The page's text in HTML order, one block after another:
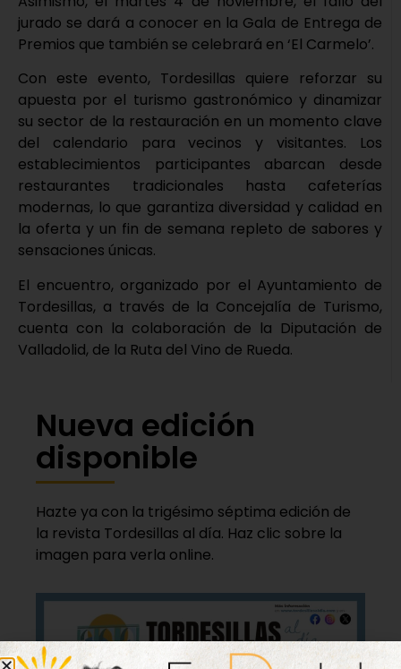
jurado se dará a conocer en la Gala de Entrega de
Premios que también se celebrará en ‘El Carmelo’.
Con este evento, Tordesillas quiere reforzar su
apuesta por el turismo gastronómico y dinamizar
su sector de la restauración en un momento clave
del calendario para vecinos y visitantes. Los
establecimientos participantes abarcan desde
restaurantes tradicionales hasta cafeterías
modernas, lo que garantiza diversidad y calidad en
la oferta y un fin de semana repleto de sabores y
sensaciones únicas.
El encuentro, organizado por el Ayuntamiento de
Tordesillas, a través de la Concejalía de Turismo,
cuenta con la colaboración de la Diputación de
Valladolid, de la Ruta del Vino de Rueda.
Nueva edición
disponible
Hazte ya con la trigésimo séptima edición de
la revista Tordesillas al día. Haz clic sobre la
imagen para verla online.